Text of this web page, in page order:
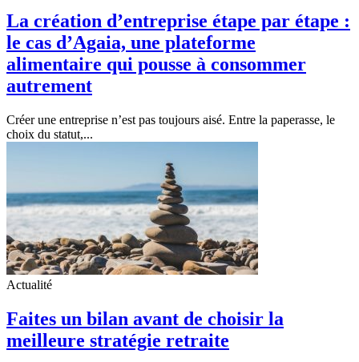
La création d’entreprise étape par étape :
le cas d’Agaia, une plateforme
alimentaire qui pousse à consommer
autrement
Créer une entreprise n’est pas toujours aisé. Entre la paperasse, le
choix du statut,...
Actualité
Faites un bilan avant de choisir la
meilleure stratégie retraite